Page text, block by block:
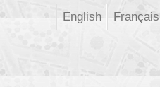
Français
English